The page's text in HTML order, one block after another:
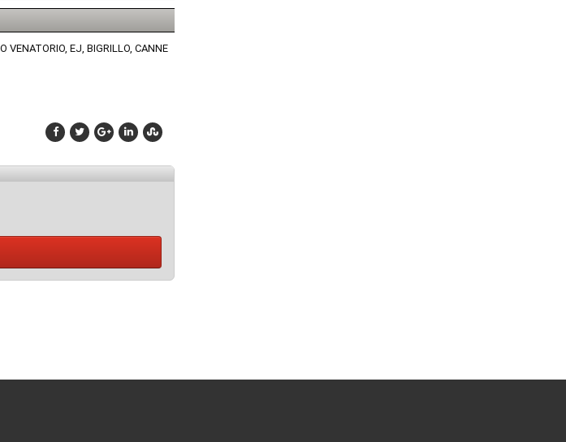
VENATORIO, EJ, BIGRILLO, CANNE